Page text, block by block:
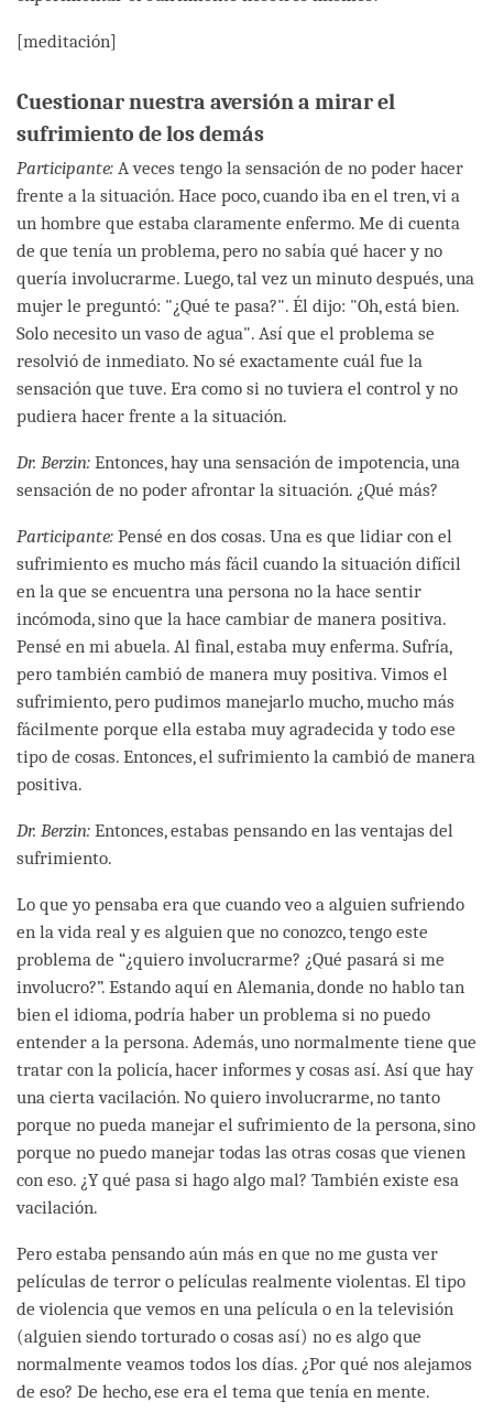
[meditación]
Cuestionar nuestra aversión a mirar el
sufrimiento de los demás
Participante: A veces tengo la sensación de no poder hacer
frente a la situación. Hace poco, cuando iba en el tren, vi a
un hombre que estaba claramente enfermo. Me di cuenta
de que tenía un problema, pero no sabía qué hacer y no
quería involucrarme. Luego, tal vez un minuto después, una
mujer le preguntó: "¿Qué te pasa?". Él dijo: "Oh, está bien.
Solo necesito un vaso de agua". Así que el problema se
resolvió de inmediato. No sé exactamente cuál fue la
sensación que tuve. Era como si no tuviera el control y no
pudiera hacer frente a la situación.
Dr. Berzin: Entonces, hay una sensación de impotencia, una
sensación de no poder afrontar la situación. ¿Qué más?
Participante: Pensé en dos cosas. Una es que lidiar con el
sufrimiento es mucho más fácil cuando la situación difícil
en la que se encuentra una persona no la hace sentir
incómoda, sino que la hace cambiar de manera positiva.
Pensé en mi abuela. Al final, estaba muy enferma. Sufría,
pero también cambió de manera muy positiva. Vimos el
sufrimiento, pero pudimos manejarlo mucho, mucho más
fácilmente porque ella estaba muy agradecida y todo ese
tipo de cosas. Entonces, el sufrimiento la cambió de manera
positiva.
Dr. Berzin: Entonces, estabas pensando en las ventajas del
sufrimiento.
Lo que yo pensaba era que cuando veo a alguien sufriendo
en la vida real y es alguien que no conozco, tengo este
problema de “¿quiero involucrarme? ¿Qué pasará si me
involucro?”. Estando aquí en Alemania, donde no hablo tan
bien el idioma, podría haber un problema si no puedo
entender a la persona. Además, uno normalmente tiene que
tratar con la policía, hacer informes y cosas así. Así que hay
una cierta vacilación. No quiero involucrarme, no tanto
porque no pueda manejar el sufrimiento de la persona, sino
porque no puedo manejar todas las otras cosas que vienen
con eso. ¿Y qué pasa si hago algo mal? También existe esa
vacilación.
Pero estaba pensando aún más en que no me gusta ver
películas de terror o películas realmente violentas. El tipo
de violencia que vemos en una película o en la televisión
(alguien siendo torturado o cosas así) no es algo que
normalmente veamos todos los días. ¿Por qué nos alejamos
de eso? De hecho, ese era el tema que tenía en mente.